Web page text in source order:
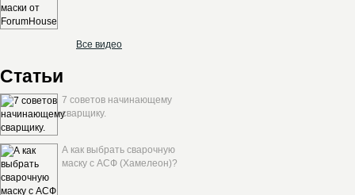
Все видео
Статьи
7 советов начинающему
сварщику.
А как выбрать сварочную
маску с АСФ (Хамелеон)?